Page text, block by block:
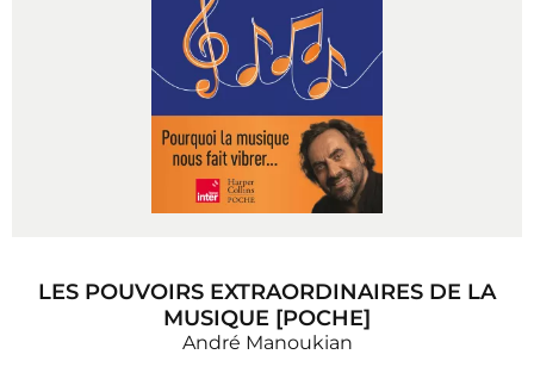
LES POUVOIRS EXTRAORDINAIRES DE LA
MUSIQUE [POCHE]
André Manoukian